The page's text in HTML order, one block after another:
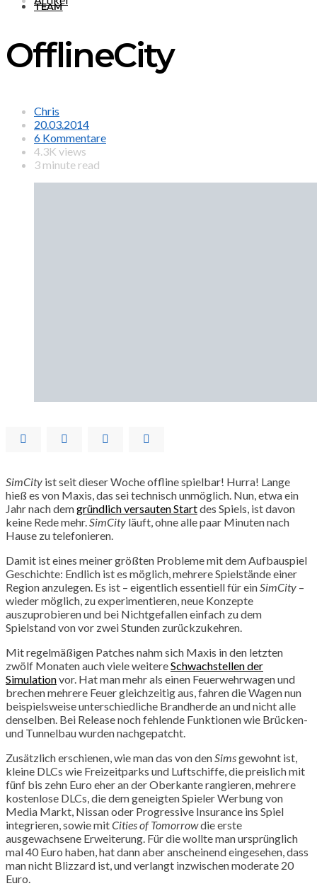
TEAM
OfflineCity
Chris
20.03.2014
6 Kommentare
4.3K views
3 minute read
SimCity ist seit dieser Woche offline spielbar! Hurra! Lange
hieß es von Maxis, das sei technisch unmöglich. Nun, etwa ein
Jahr nach demgründlich versauten Startdes Spiels, ist davon
keine Rede mehr. SimCity läuft, ohne alle paar Minuten nach
Hause zu telefonieren.
Damit ist eines meiner größten Probleme mit dem Aufbauspiel
Geschichte: Endlich ist es möglich, mehrere Spielstände einer
Region anzulegen. Es ist – eigentlich essentiell für ein SimCity –
wieder möglich, zu experimentieren, neue Konzepte
auszuprobieren und bei Nichtgefallen einfach zu dem
Spielstand von vor zwei Stunden zurückzukehren.
Mit regelmäßigen Patches nahm sich Maxis in den letzten
zwölf Monaten auch viele weitereSchwachstellen der
Simulationvor. Hat man mehr als einen Feuerwehrwagen und
brechen mehrere Feuer gleichzeitig aus, fahren die Wagen nun
beispielsweise unterschiedliche Brandherde an und nicht alle
denselben. Bei Release noch fehlende Funktionen wie Brücken-
und Tunnelbau wurden nachgepatcht.
Zusätzlich erschienen, wie man das von den Simsgewohnt ist,
kleine DLCs wie Freizeitparks und Luftschiffe, die preislich mit
fünf bis zehn Euro eher an der Oberkante rangieren, mehrere
kostenlose DLCs, die dem geneigten Spieler Werbung von
Media Markt, Nissan oder Progressive Insurance ins Spiel
integrieren, sowie mitCities of Tomorrowdie erste
ausgewachsene Erweiterung. Für die wollte man ursprünglich
mal 40 Euro haben, hat dann aber anscheinend eingesehen, dass
man nicht Blizzard ist, und verlangt inzwischen moderate 20
Euro.